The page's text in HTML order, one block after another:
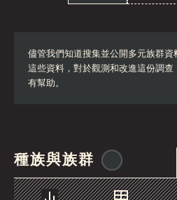
儘管我們知道搜集並公開多元族群
這些資料，對於觀測和改進這份調
有幫助。
種族與族群